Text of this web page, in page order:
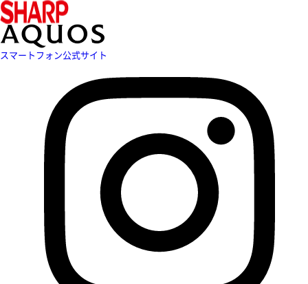
スマートフォン公式サイト